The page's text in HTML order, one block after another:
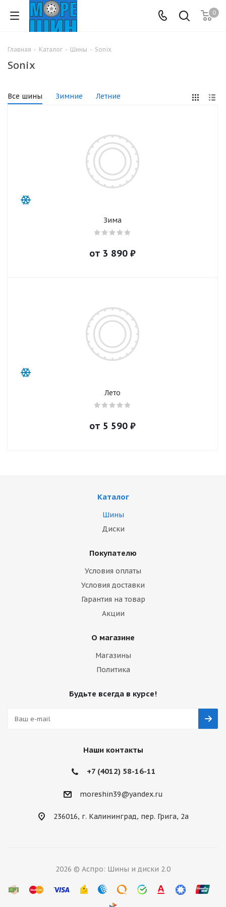
0
Главная - Каталог - Шины - Sonix
Sonix
Все шины Зимние Летние
Зима
от 3 890 ₽
Лето
от 5 590 ₽
Каталог
Шины
Диски
Покупателю
Условия оплаты
Условия доставки
Гарантия на товар
Акции
О магазине
Магазины
Политика
Будьте всегда в курсе!
Наши контакты
+7 (4012) 58-16-11
moreshin39@yandex.ru
236016, г. Калининград, пер. Грига, 2а
2026 © Аспро: Шины и диски 2.0